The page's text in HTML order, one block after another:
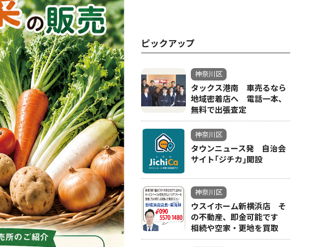
ピックアップ
神奈川区
タックス港南 車売るなら
地域密着店へ 電話一本、
無料で出張査定
神奈川区
タウンニュース発 自治会
サイト｢ジチカ｣開設
神奈川区
ウスイホーム新横浜店 そ
の不動産、即金可能です
相続や空家・更地を買取